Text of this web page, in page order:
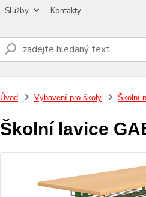
Služby Kontakty
Úvod Vybavení pro školy Školní
Školní lavice